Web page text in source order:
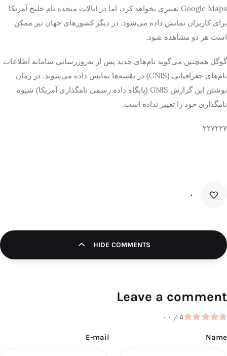
Google Maps تغییری نخواهد کرد، اما در ایالات متحده نام خلیج آمریکا
برای کاربران نمایش داده می‌شود. در دیگر کشورهای جهان نیز ممکن
است هر دو مشاهده شود.
گوگل همچنین می‌گوید نام‌های جدید پس از به‌روزرسانی سامانه اطلاعات
نام‌های جغرافیایی (GNIS) در نقشه‌ها نمایش داده می‌شوند. در زمان
نوشتن این گزارش GNIS (پایگاه داده رسمی نامگذاری آمریکا) شیوه
نامگذاری خود را تغییر نداده است.
۲۲۷۲۲۷
۰
HIDE COMMENTS
Leave a comment
۰.۰ / ۵
Name
E-mail